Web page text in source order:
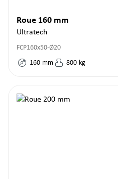
Roue 160 mm
Ultratech
FCP160x50-Ø20
160 mm 800 kg